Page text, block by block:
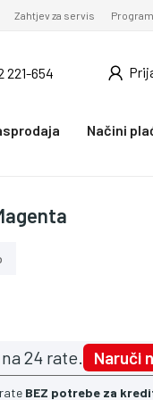
Zahtjev za servis
221-654
Načini
na 24 rate. Naruči
BEZ potrebe za